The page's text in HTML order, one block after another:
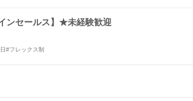
ンセールス】★未経験歓迎
#フレックス制